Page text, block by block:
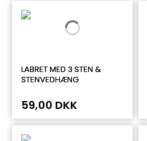
LABRET MED 3 STEN &
STENVEDHÆNG
59,00 DKK